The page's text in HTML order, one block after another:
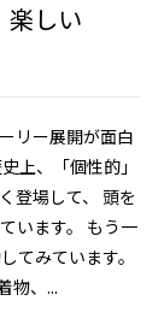
楽しい
リー展開が面白
上、「個性的」
登場して、 頭を
います。 もう一
てみています。
物、...